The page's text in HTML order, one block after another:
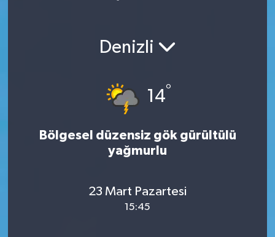
Denizli
14°
Bölgesel düzensiz gök gürültülü
yağmurlu
23 Mart Pazartesi
15:45